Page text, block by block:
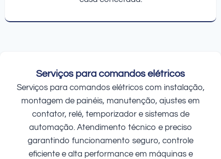
Serviços para comandos elétricos
Serviços para comandos elétricos com instalação,
montagem de painéis, manutenção, ajustes em
contator, relé, temporizador e sistemas de
automação. Atendimento técnico e preciso
garantindo funcionamento seguro, controle
eficiente e alta performance em máquinas e